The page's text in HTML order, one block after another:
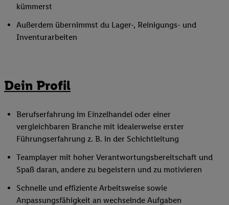
kümmerst
Außerdem übernimmst du Lager-, Reinigungs- und
Inventurarbeiten
Dein Profil
Berufserfahrung im Einzelhandel oder einer
vergleichbaren Branche mit idealerweise erster
Führungserfahrung z. B. in der Schichtleitung
Teamplayer mit hoher Verantwortungsbereitschaft und
Spaß daran, andere zu begeistern und zu motivieren
Schnelle und effiziente Arbeitsweise sowie
Anpassungsfähigkeit an wechselnde Aufgaben